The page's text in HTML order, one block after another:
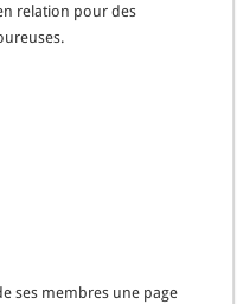
relation pour des
ses membres une page